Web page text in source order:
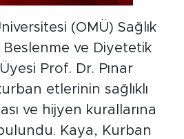
(OMÜ) Sağlık
Beslenme ve Diyetetik
Prof. Dr. Pınar
etlerinin sağlıklı
ve hijyen kurallarına
Kaya, Kurban